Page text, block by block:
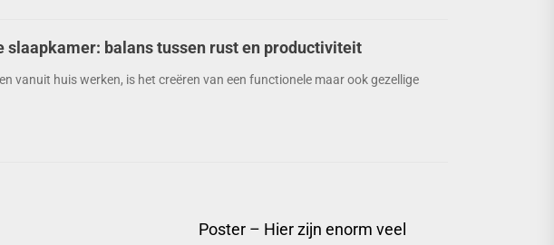
slaapkamer: balans tussen rust en productiviteit
vanuit huis werken, is het creëren van een functionele maar ook gezellige
Poster – Hier zijn enorm veel